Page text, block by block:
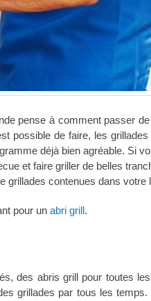
pense à comment passer
possible de faire, les
déjà bien agréable. Si
et faire griller de belles
grillades contenues dans votre
pour un abri grill.
des abris grill pour toutes
grillades par tous les